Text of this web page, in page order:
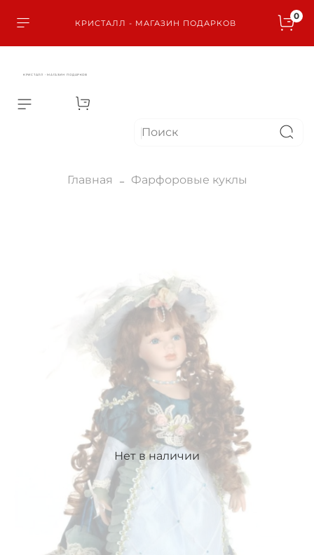
КРИСТАЛЛ - МАГАЗИН ПОДАРКОВ
0
КРИСТАЛЛ - МАГАЗИН ПОДАРКОВ
Главная Фарфоровые куклы
Нет в наличии